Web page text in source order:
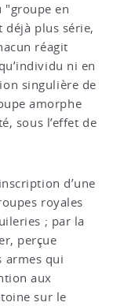
en
déjà plus série,
réagit
ni en
singulière de
amorphe
sous l’effet de
d’une
royales
; par la
perçue
armes qui
aux
sur le